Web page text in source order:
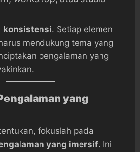
konsistensi. Setiap elemen
mendukung tema yang
pengalaman yang
yang
fokuslah pada
yang imersif. Ini